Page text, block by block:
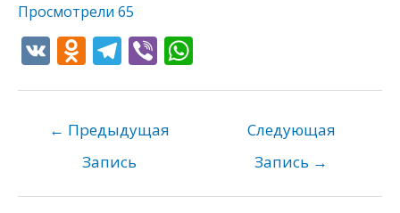
Просмотрели 65
V O
o
kl
as
T
gr
a
m
Vi
p
← Предыдущая
Запись
Следующая
Запись →